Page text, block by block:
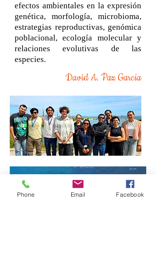
efectos ambientales en la expresión
genética, morfología, microbioma,
estrategias reproductivas, genómica
poblacional, ecología molecular y
relaciones evolutivas de las
especies.
David A. Paz García
Un poco más sobre mi
Phone Email Facebook